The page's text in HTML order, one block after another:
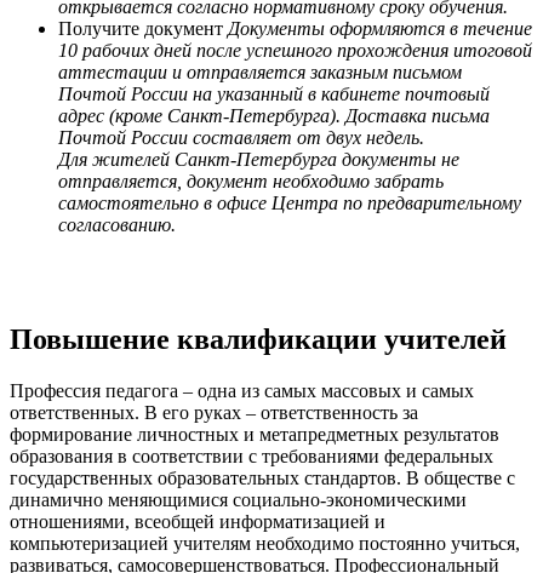
открывается согласно нормативному сроку обучения.
Получите документ Документы оформляются в течение
10 рабочих дней после успешного прохождения итоговой
аттестации и отправляется заказным письмом
Почтой России на указанный в кабинете почтовый
адрес (кроме Санкт-Петербурга). Доставка письма
Почтой России составляет от двух недель.
Для жителей Санкт-Петербурга документы не
отправляется, документ необходимо забрать
самостоятельно в офисе Центра по предварительному
согласованию.
Повышение квалификации учителей
Профессия педагога – одна из самых массовых и самых
ответственных. В его руках – ответственность за
формирование личностных и метапредметных результатов
образования в соответствии с требованиями федеральных
государственных образовательных стандартов. В обществе с
динамично меняющимися социально-экономическими
отношениями, всеобщей информатизацией и
компьютеризацией учителям необходимо постоянно учиться,
развиваться, самосовершенствоваться. Профессиональный